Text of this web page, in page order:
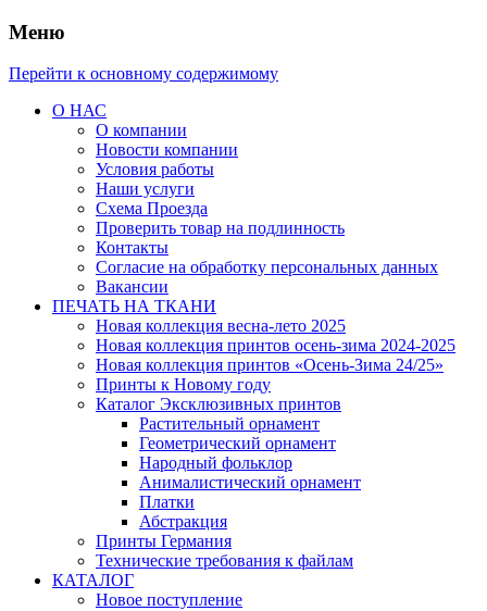
Меню
Перейти к основному содержимому
О НАС
О компании
Новости компании
Условия работы
Наши услуги
Схема Проезда
Проверить товар на подлинность
Контакты
Согласие на обработку персональных данных
Вакансии
ПЕЧАТЬ НА ТКАНИ
Новая коллекция весна-лето 2025
Новая коллекция принтов осень-зима 2024-2025
Новая коллекция принтов «Осень-Зима 24/25»
Принты к Новому году
Каталог Эксклюзивных принтов
Растительный орнамент
Геометрический орнамент
Народный фольклор
Анималистический орнамент
Платки
Абстракция
Принты Германия
Технические требования к файлам
КАТАЛОГ
Новое поступление